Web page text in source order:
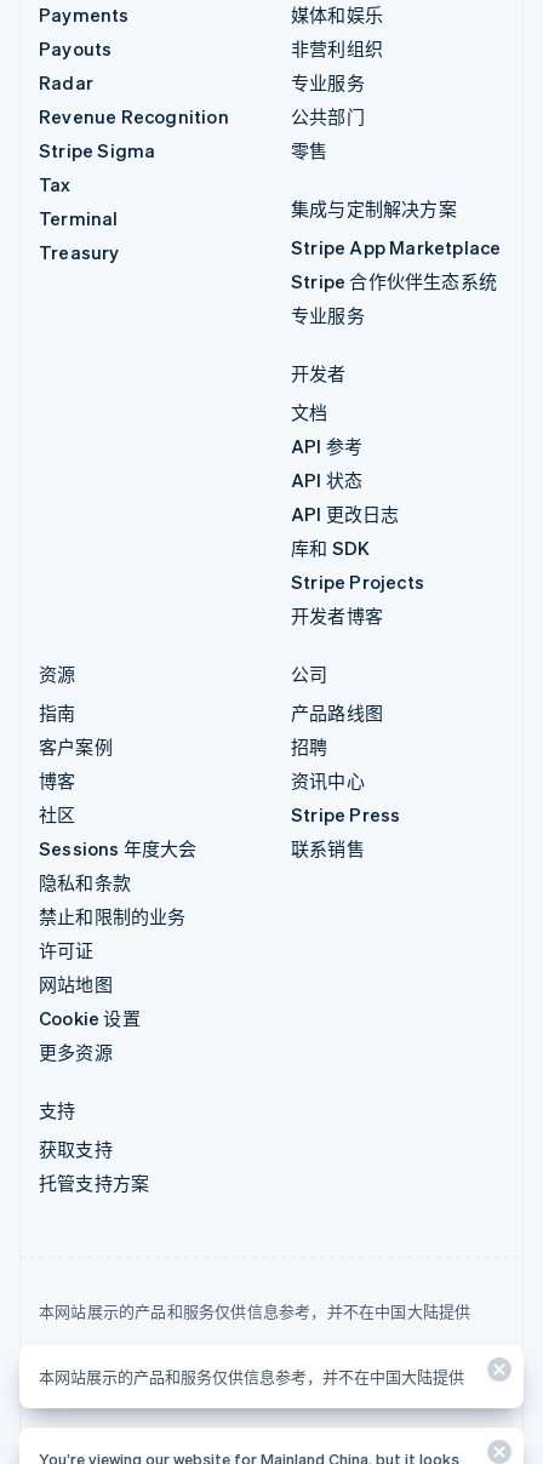
Payments
Payouts
Radar
Revenue Recognition
Stripe Sigma
Tax
Terminal
Treasury
媒体和娱乐
非营利组织
专业服务
公共部门
零售
集成与定制解决方案
Stripe App Marketplace
Stripe 合作伙伴生态系统
专业服务
开发者
文档
API 参考
API 状态
API 更改日志
库和 SDK
Stripe Projects
开发者博客
资源
指南
客户案例
博客
社区
Sessions 年度大会
隐私和条款
禁止和限制的业务
许可证
网站地图
Cookie 设置
更多资源
公司
产品路线图
招聘
资讯中心
Stripe Press
联系销售
支持
获取支持
托管支持方案
本网站展示的产品和服务仅供信息参考，并不在中国大陆提供
© 2026 Stripe, LLC
本网站展示的产品和服务仅供信息参考，并不在中国大陆提供
You’re viewing our website for Mainland China, but it looks